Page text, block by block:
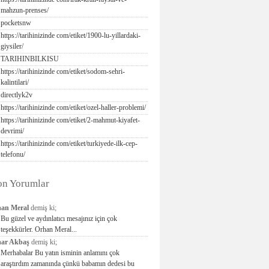
mahzun-prenses/
pocketsnw
https://tarihinizinde com/etiket/1900-lu-yillardaki-
giysiler/
TARIHINBILKISU
https://tarihinizinde com/etiket/sodom-sehri-
kalintilari/
directlyk2v
https://tarihinizinde com/etiket/ozel-haller-problemi/
https://tarihinizinde com/etiket/2-mahmut-kiyafet-
devrimi/
https://tarihinizinde com/etiket/turkiyede-ilk-cep-
telefonu/
Yorumlar
Meral demiş ki;
Bu güzel ve aydınlatıcı mesajınız için çok
teşekkürler. Orhan Meral...
Akbaş demiş ki;
Merhabalar Bu yatın isminin anlamını çok
araştırdım zamanında çünkü babamın dedesi bu